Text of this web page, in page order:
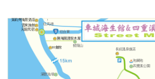
H會館
勝海園渡假木屋
鯉龍山
往台東
四重溪公園
雲來旅館
元龍民宿
泡腳池
滿豐漁場
茉莉灣海景酒店
↑
往高雄
長鈺溫泉飯店